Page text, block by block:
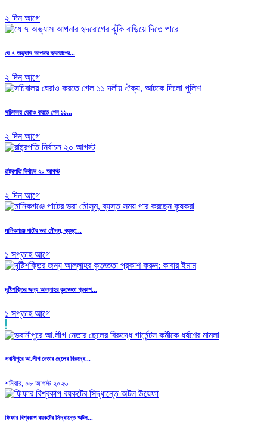
২ দিন আগে
যে ৭ অভ্যাস আপনার হৃদরোগের...
২ দিন আগে
সচিবালয় ঘেরাও করতে গেল ১১...
২ দিন আগে
রাষ্ট্রপতি নির্বাচন ২০ আগস্ট
২ দিন আগে
মানিকগঞ্জে পাটের ভরা মৌসুম, ব্যস্ত...
১ সপ্তাহ আগে
দৃষ্টিশক্তির জন্য আল্লাহর কৃতজ্ঞতা প্রকাশ...
১ সপ্তাহ আগে
.
ভবানীপুরে আ.লীগ নেতার ছেলের বিরুদ্ধে...
শনিবার, ০৮ আগস্ট ২০২৬
ফিফার বিশ্বকাপ বয়কটের সিদ্ধান্তে অটল...